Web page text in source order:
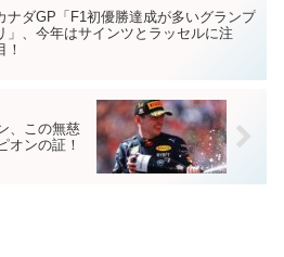
ナダGP「F1初優勝達成が多いグランプ
」、今年はサインツとラッセルに注
！
、この無慈
オンの証！